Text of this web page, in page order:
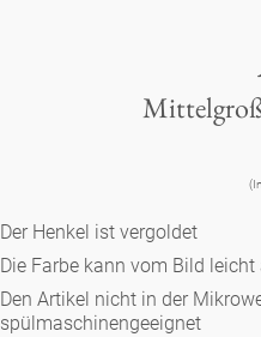
Der Henkel ist vergoldet
Die Farbe kann vom Bild leicht
Den Artikel nicht in der
spülmaschinengeeignet